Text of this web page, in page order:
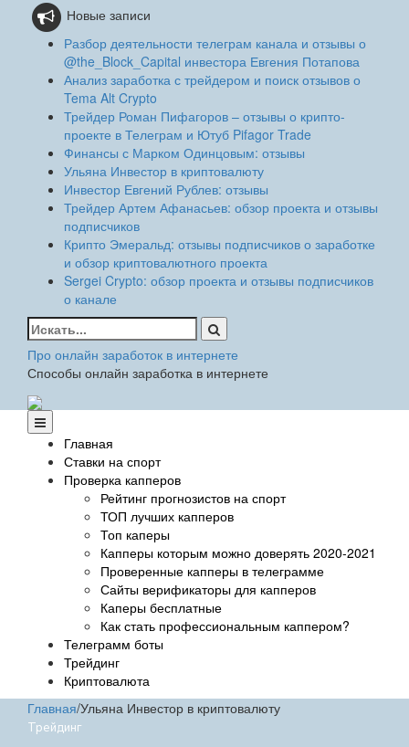
Новые записи
Разбор деятельности телеграм канала и отзывы о
@the_Block_Capital инвестора Евгения Потапова
Анализ заработка с трейдером и поиск отзывов о
Tema Alt Crypto
Трейдер Роман Пифагоров – отзывы о крипто-
проекте в Телеграм и Ютуб Pifagor Trade
Финансы с Марком Одинцовым: отзывы
Ульяна Инвестор в криптовалюту
Инвестор Евгений Рублев: отзывы
Трейдер Артем Афанасьев: обзор проекта и отзывы
подписчиков
Крипто Эмеральд: отзывы подписчиков о заработке
и обзор криптовалютного проекта
Sergei Crypto: обзор проекта и отзывы подписчиков
о канале
Найти:
Про онлайн заработок в интернете
Способы онлайн заработка в интернете
Главная
Ставки на спорт
Проверка капперов
Рейтинг прогнозистов на спорт
ТОП лучших капперов
Топ каперы
Капперы которым можно доверять 2020-2021
Проверенные капперы в телеграмме
Сайты верификаторы для капперов
Каперы бесплатные
Как стать профессиональным каппером?
Телеграмм боты
Трейдинг
Криптовалюта
Главная/Ульяна Инвестор в криптовалюту
Трейдинг